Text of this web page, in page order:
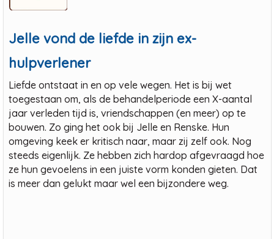
Jelle vond de liefde in zijn ex-
hulpverlener
Liefde ontstaat in en op vele wegen. Het is bij wet
toegestaan om, als de behandelperiode een X-aantal
jaar verleden tijd is, vriendschappen (en meer) op te
bouwen. Zo ging het ook bij Jelle en Renske. Hun
omgeving keek er kritisch naar, maar zij zelf ook. Nog
steeds eigenlijk. Ze hebben zich hardop afgevraagd hoe
ze hun gevoelens in een juiste vorm konden gieten. Dat
is meer dan gelukt maar wel een bijzondere weg.